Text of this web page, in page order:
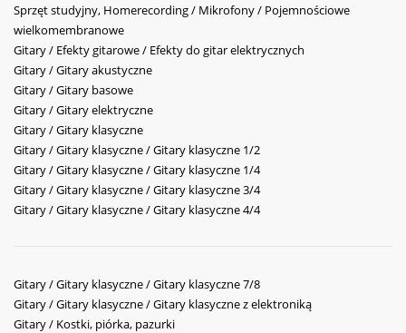
Sprzęt studyjny, Homerecording / Mikrofony / Pojemnościowe
wielkomembranowe
Gitary / Efekty gitarowe / Efekty do gitar elektrycznych
Gitary / Gitary akustyczne
Gitary / Gitary basowe
Gitary / Gitary elektryczne
Gitary / Gitary klasyczne
Gitary / Gitary klasyczne / Gitary klasyczne 1/2
Gitary / Gitary klasyczne / Gitary klasyczne 1/4
Gitary / Gitary klasyczne / Gitary klasyczne 3/4
Gitary / Gitary klasyczne / Gitary klasyczne 4/4
Gitary / Gitary klasyczne / Gitary klasyczne 7/8
Gitary / Gitary klasyczne / Gitary klasyczne z elektroniką
Gitary / Kostki, piórka, pazurki